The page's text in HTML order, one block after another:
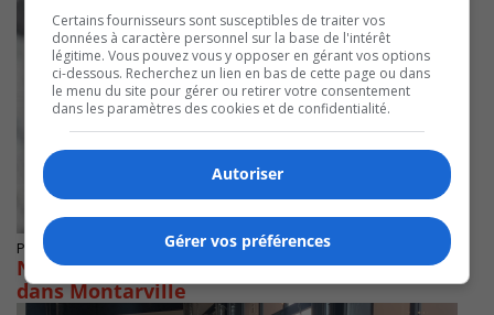
Publié le 3 octobre 2022 à 21h52
Nathalie Roy obtient un quatrième mandat
dans Montarville
Certains fournisseurs sont susceptibles de traiter vos
données à caractère personnel sur la base de l'intérêt
légitime. Vous pouvez vous y opposer en gérant vos options
ci-dessous. Recherchez un lien en bas de cette page ou dans
le menu du site pour gérer ou retirer votre consentement
dans les paramètres des cookies et de confidentialité.
Autoriser
Gérer vos préférences